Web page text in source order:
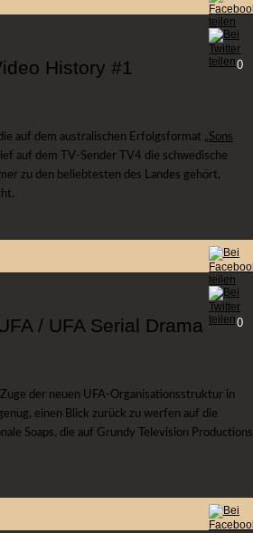
History #1 0
auf dem australischen Erfolgsformat „Sons
auf dem TV-Sender TV4 die schwedische
zu den beliebtesten des Landes gehört,
/ UFA Serial Drama
0
der neuen UFA-Organisationsstruktur in
einen Blick zurück zu werfen auf die
Soaps, die auf Grundy Television Productions